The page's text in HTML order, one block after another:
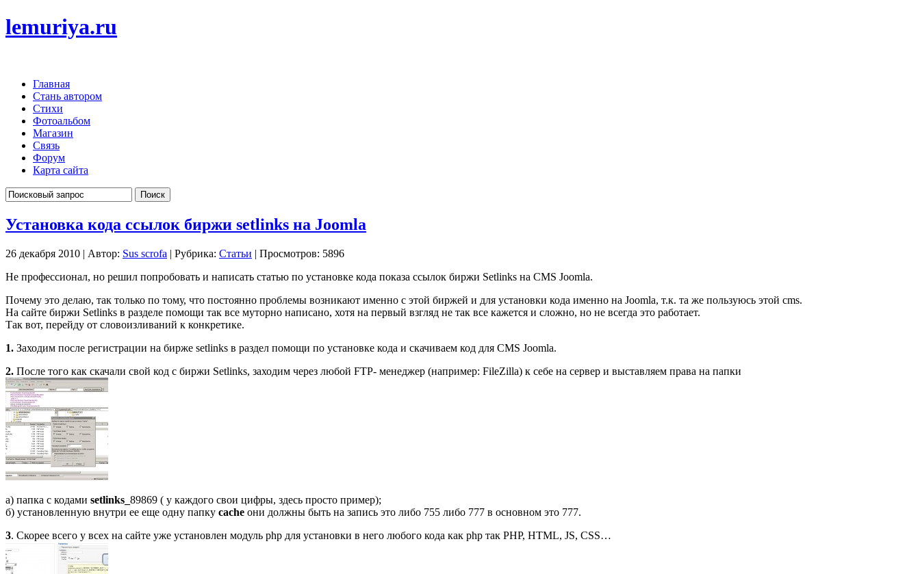
lemuriya.ru
Главная
Стань автором
Стихи
Фотоальбом
Магазин
Связь
Форум
Карта сайта
Установка кода ссылок биржи setlinks на Joomla
26 декабря 2010 | Автор: Sus scrofa | Рубрика: Статьи | Просмотров: 5896
Не профессионал, но решил попробовать и написать статью по установке кода показа ссылок биржи Setlinks на CMS Joomla.
Почему это делаю, так только по тому, что постоянно проблемы возникают именно с этой биржей и для установки кода именно на Joomla, т.к. та же пользуюсь этой cms.
На сайте биржи Setlinks в разделе помощи так все муторно написано, хотя на первый взгляд не так все кажется и сложно, но не всегда это работает.
Так вот, перейду от словоизливаний к конкретике.
1. Заходим после регистрации на бирже setlinks в раздел помощи по установке кода и скачиваем код для CMS Joomla.
2. После того как скачали свой код с биржи Setlinks, заходим через любой FTP- менеджер (например: FileZilla) к себе на сервер и выставляем права на папки
а) папка с кодами setlinks_ 89869 ( у каждого свои цифры, здесь просто пример);
б) установленную внутри ее еще одну папку cache они должны быть на запись это либо 755 либо 777 в основном это 777.
3. Скорее всего у всех на сайте уже установлен модуль php для установки в него любого кода как php так PHP, HTML, JS, CSS…